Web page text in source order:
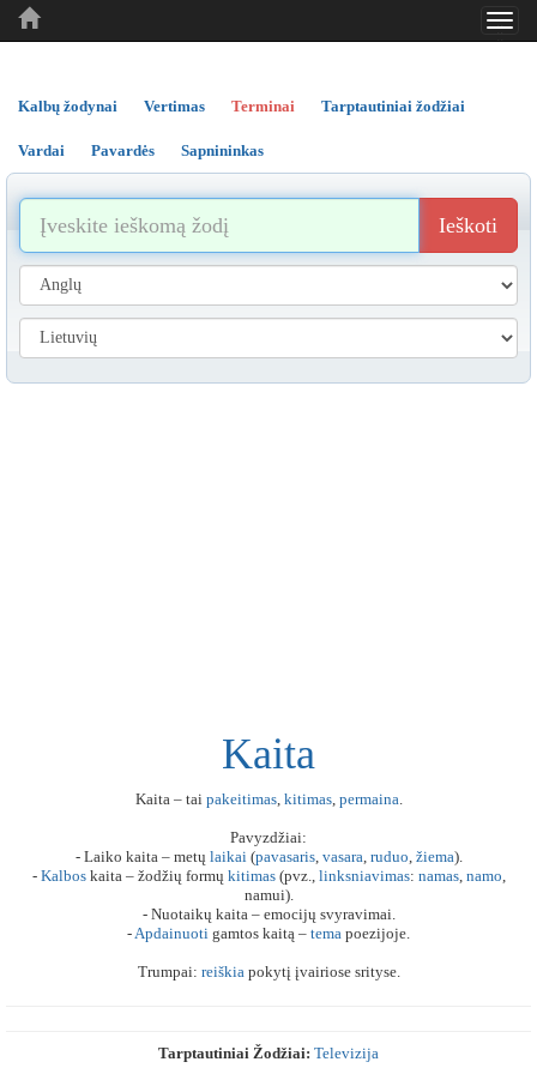
..
..
Kalbų žodynai Vertimas Terminai Tarptautiniai žodžiai
Vardai Pavardės Sapnininkas
Ieškoti
Kaita
Kaita – tai pakeitimas, kitimas, permaina.
Pavyzdžiai:
- Laiko kaita – metų laikai(pavasaris, vasara, ruduo, žiema).
- Kalboskaita – žodžių formų kitimas(pvz., linksniavimas: namas, namo,
namui).
- Nuotaikų kaita – emocijų svyravimai.
-Apdainuoti gamtos kaitą – tema poezijoje.
Trumpai: reiškiapokytį įvairiose srityse.
Tarptautiniai Žodžiai: Televizija